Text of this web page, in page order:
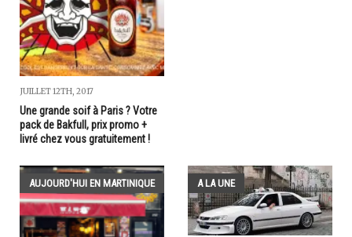
JUILLET 12TH, 2017
Une grande soif à Paris ? Votre
pack de Bakfull, prix promo +
livré chez vous gratuitement !
AUJOURD'HUI EN MARTINIQUE A LA UNE